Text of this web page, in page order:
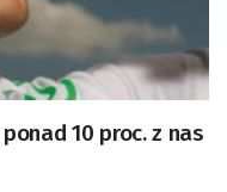
10 proc. z nas